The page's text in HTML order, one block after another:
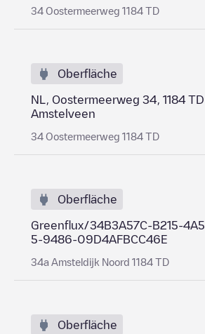
34 Oostermeerweg 1184 TD
Oberfläche
NL, Oostermeerweg 34, 1184 TD
Amstelveen
34 Oostermeerweg 1184 TD
Oberfläche
Greenflux/34B3A57C-B215-4A5
5-9486-09D4AFBCC46E
34a Amsteldijk Noord 1184 TD
Oberfläche